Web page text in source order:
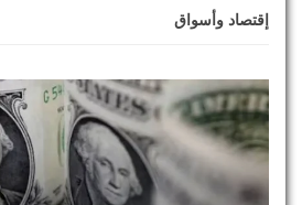
إقتصاد وأسواق